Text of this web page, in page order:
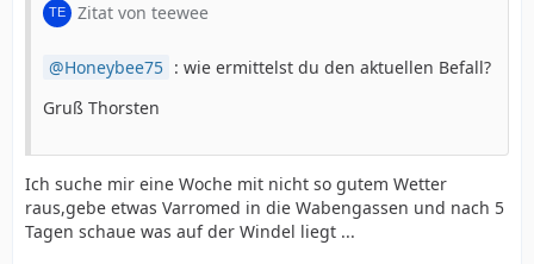
Zitat von teewee
Honeybee75 : wie ermittelst du den aktuellen Befall?
Gruß Thorsten
Ich suche mir eine Woche mit nicht so gutem Wetter
raus,gebe etwas Varromed in die Wabengassen und nach 5
Tagen schaue was auf der Windel liegt ...